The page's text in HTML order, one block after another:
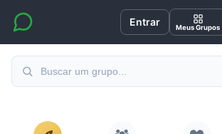
Entrar Meus Grupos